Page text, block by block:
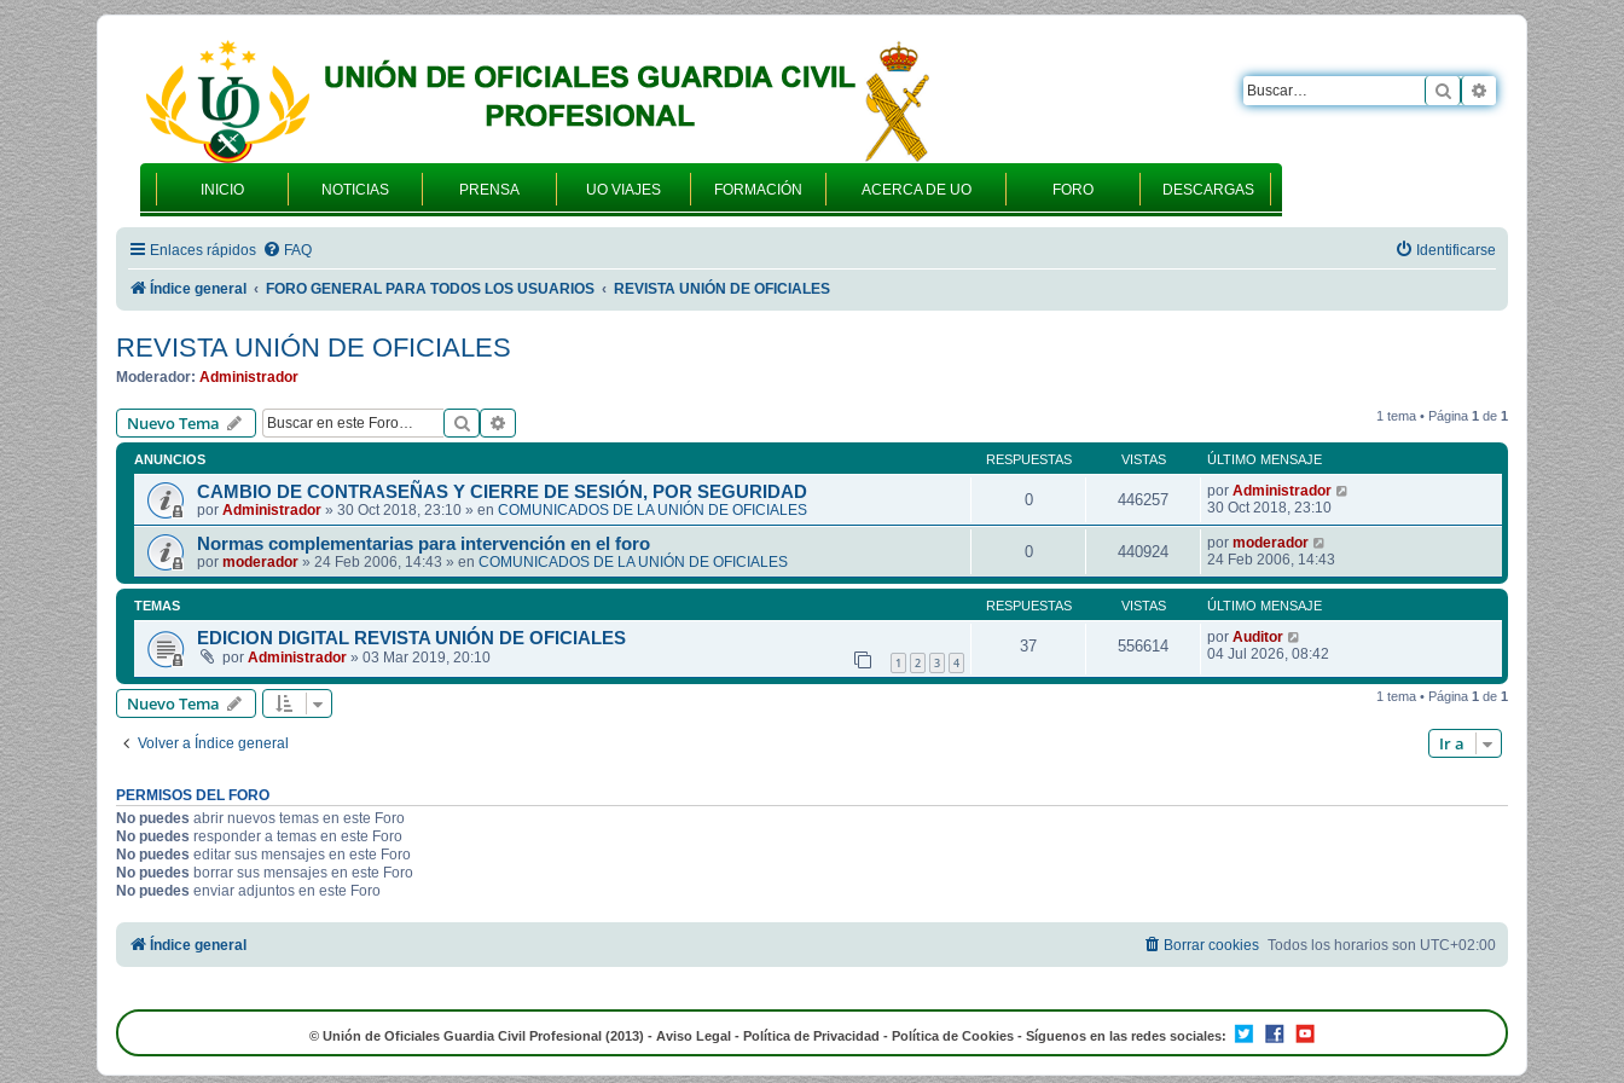
INICIO NOTICIAS PRENSA UO VIAJES FORMACIÓN ACERCA DE UO FORO DESCARGAS
Buscar Búsqueda
Enlaces rápidos FAQ Identificarse
Índice general FORO GENERAL PARA TODOS LOS USUARIOS REVISTA UNIÓN DE OFICIALES
REVISTA UNIÓN DE OFICIALES
Moderador: Administrador
Nuevo Tema Buscar 1 tema • Página 1 de 1
ANUNCIOS RESPUESTAS VISTAS ÚLTIMO MENSAJE
CAMBIO DE CONTRASEÑAS Y CIERRE DE SESIÓN, POR SEGURIDAD
por Administrador » 30 Oct 2018, 23:10 » en COMUNICADOS DE LA UNIÓN DE OFICIALES
0 446257 por Administrador
30 Oct 2018, 23:10
Normas complementarias para intervención en el foro
por moderador » 24 Feb 2006, 14:43 » en COMUNICADOS DE LA UNIÓN DE OFICIALES
0 440924 por moderador
24 Feb 2006, 14:43
TEMAS RESPUESTAS VISTAS ÚLTIMO MENSAJE
EDICION DIGITAL REVISTA UNIÓN DE OFICIALES
por Administrador » 03 Mar 2019, 20:10 1 2 3 4
37 556614 por Auditor
04 Jul 2026, 08:42
Nuevo Tema 1 tema • Página 1 de 1
Volver a Índice general Ir a
PERMISOS DEL FORO
No puedes abrir nuevos temas en este Foro
No puedes responder a temas en este Foro
No puedes editar sus mensajes en este Foro
No puedes borrar sus mensajes en este Foro
No puedes enviar adjuntos en este Foro
Índice general Todos los horarios son UTC+02:00
Borrar cookies
© Unión de Oficiales Guardia Civil Profesional (2013) - Aviso Legal - Política de Privacidad - Política de Cookies - Síguenos en las redes sociales: